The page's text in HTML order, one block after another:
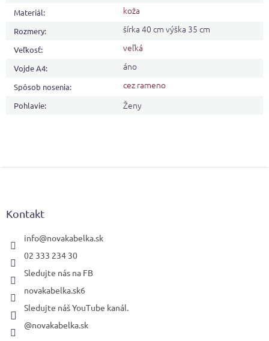
Materiál: koža
Rozmery: šírka 40 cm výška 35 cm
Veľkosť: veľká
Vojde A4: áno
Spôsob nosenia: cez rameno
Pohlavie: Ženy
Kontakt
info@novakabelka.sk
02 333 234 30
Sledujte nás na FB
novakabelka.sk6
Sledujte náš YouTube kanál.
@novakabelka.sk